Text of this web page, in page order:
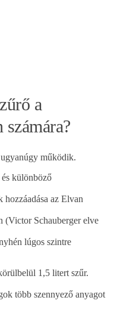
a
működik.
különböző
az Elvan
(Victor Schauberger elve
lúgos szintre
1,5 litert szűr.
több szennyező anyagot